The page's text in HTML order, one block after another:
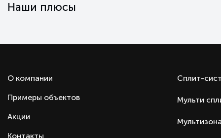
Турбо режим
Автоматический перезапуск
Самоочистка
Наши плюсы
О компании
Примеры объектов
Акции
Контакты
Сплит-
Мульти